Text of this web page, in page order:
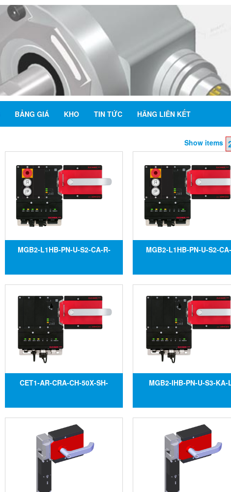
BẢNG GIÁ KHO TIN TỨC HÃNG LIÊN KẾT
Show items
MGB2-L1HB-PN-U-S2-CA-R-
MGB2-L1HB-PN-U-S2-CA-R-
Nam
MGB2-L1HB-PN-U-S2-
MGB2-L1HB-PN-U-S2-
Nam
CET1-AR-CRA-CH-50X-SH-
CET1-AR-CRA-CH-50X-SH-
128057, Đại lý Euchner tại Việt
Nam
MGB2-IHB-PN-U-S3-KA-
MGB2-IHB-PN-U-S3-KA-
163582, Đại lý Euchner tại
Nam